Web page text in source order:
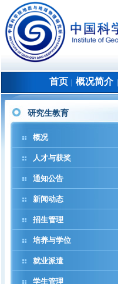
首页 概况简介│
研究生教育
概况
人才与获奖
通知公告
新闻动态
招生管理
培养与学位
就业派遣
学生管理